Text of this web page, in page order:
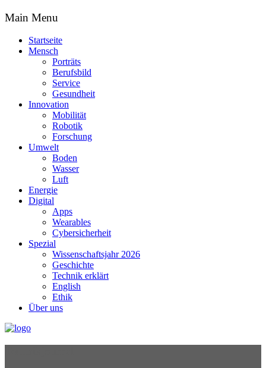
Main Menu
Startseite
Mensch
Porträts
Berufsbild
Service
Gesundheit
Innovation
Mobilität
Robotik
Forschung
Umwelt
Boden
Wasser
Luft
Energie
Digital
Apps
Wearables
Cybersicherheit
Spezial
Wissenschaftsjahr 2026
Geschichte
Technik erklärt
English
Ethik
Über uns